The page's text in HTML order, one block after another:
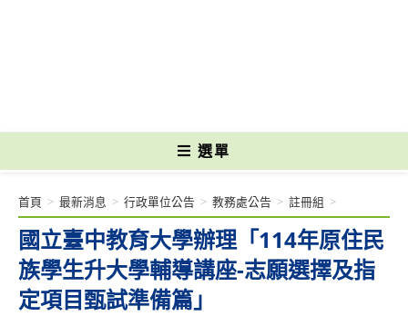
選單
國立臺中教育大學辦理「114年原住民
族學生升大學輔導講座-志願選擇及指
定項目甄試準備篇」
首頁 > 最新消息 > 行政單位公告 > 教務處公告 > 註冊組 >